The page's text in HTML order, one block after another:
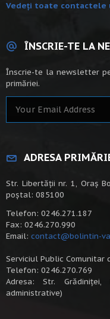
Vedeți toate contactele
ÎNSCRIE-TE LA
Înscrie-te la newsletter
primăriei.
ADRESA
Str. Libertății nr. 1, Oraș
poștal: 085100
Telefon: 0246.271.187
Fax: 0246.270.990
Email: contact@bolintin-
Serviciul Public Comunitar
Telefon: 0246.270.769
Adresa: Str.
administrative)